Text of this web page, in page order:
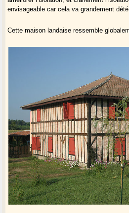
envisageable car cela va grandement
Cette maison landaise ressemble